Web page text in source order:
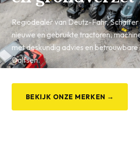
Regiodealer van Deutz-Fahr, Schäffer
nieuwe en gebruikte tractoren,
met deskundig advies en
Dalfsen.
BEKIJK ONZE MERKEN →